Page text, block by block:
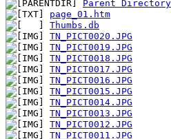
Parent Directory
page_01.htm
Thumbs.db
TN_PICT0020.JPG
TN_PICT0019.JPG
TN_PICT0018.JPG
TN_PICT0017.JPG
TN_PICT0016.JPG
TN_PICT0015.JPG
TN_PICT0014.JPG
TN_PICT0013.JPG
TN_PICT0012.JPG
TN_PICT0011.JPG